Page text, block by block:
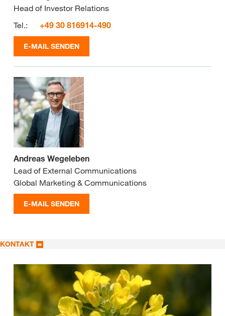
Head of Investor Relations
Tel.:
+49 30 816914-490
E-MAIL SENDEN
Andreas Wegeleben
Lead of External Communications
Global Marketing & Communications
E-MAIL SENDEN
KONTAKT